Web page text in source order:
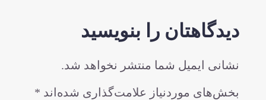
دیدگاهتان را بنویسید
نشانی ایمیل شما منتشر نخواهد شد.
بخش‌های موردنیاز علامت‌گذاری شده‌اند *